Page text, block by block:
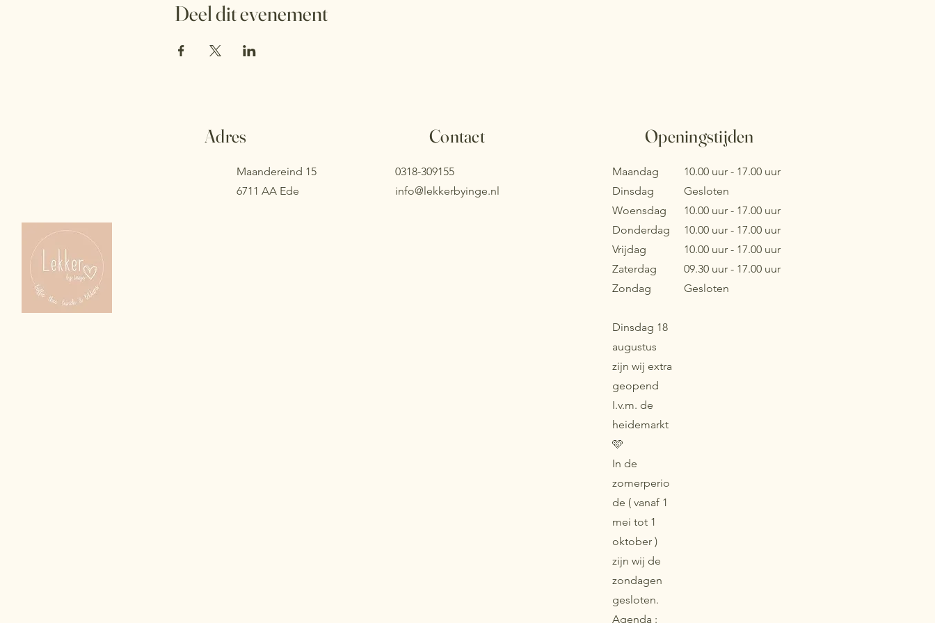
Deel dit evenement
Maandereind 15
6711 AA Ede
0318-309155
info@lekkerbyinge.nl
Maandag
Dinsdag
Woensdag
Donderdag
Vrijdag
Zaterdag
Zondag
Dinsdag 18
augustus
zijn wij extra
geopend
I.v.m. de
heidemarkt
🩷
In de
zomerperio
de ( vanaf 1
mei tot 1
oktober )
zijn wij de
zondagen
gesloten.
Agenda :
10.00 uur - 17.00 uur
Gesloten
10.00 uur - 17.00 uur
10.00 uur - 17.00 uur
10.00 uur - 17.00 uur
09.30 uur - 17.00 uur
Gesloten
Adres Contact Openingstijden